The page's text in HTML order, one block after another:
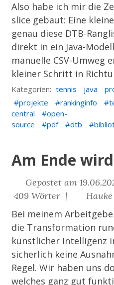
Also habe ich mir die
slice gebaut: Eine
genau diese DTB-
direkt in ein Java-
manuelle CSV-Umweg
kleiner Schritt in
Kategorien: tennis java
projekte
rankinginfo
central
open-
source
pdf dtb
Am Ende
Gepostet am
409 Wörter |
Hauke
Bei meinem
die Transformation
künstlicher Intelligenz
sicherlich keine
Regel. Wir haben uns
welches ganz gut